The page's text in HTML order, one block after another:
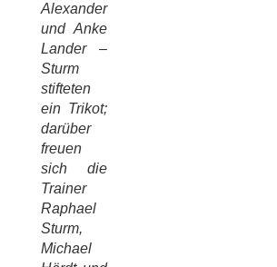
Alexander
und Anke
Lander –
Sturm
stifteten
ein Trikot;
darüber
freuen
sich die
Trainer
Raphael
Sturm,
Michael